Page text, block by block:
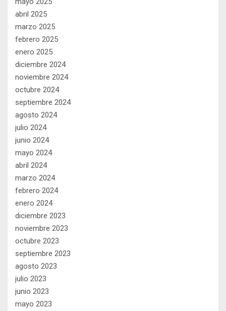
abril 2025
marzo 2025
febrero 2025
enero 2025
diciembre 2024
noviembre 2024
octubre 2024
septiembre 2024
agosto 2024
julio 2024
junio 2024
mayo 2024
abril 2024
marzo 2024
febrero 2024
enero 2024
diciembre 2023
noviembre 2023
octubre 2023
septiembre 2023
agosto 2023
julio 2023
junio 2023
mayo 2023